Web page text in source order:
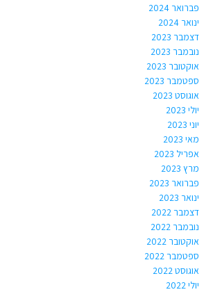
פברואר 2024
ינואר 2024
דצמבר 2023
נובמבר 2023
אוקטובר 2023
ספטמבר 2023
אוגוסט 2023
יולי 2023
יוני 2023
מאי 2023
אפריל 2023
מרץ 2023
פברואר 2023
ינואר 2023
דצמבר 2022
נובמבר 2022
אוקטובר 2022
ספטמבר 2022
אוגוסט 2022
יולי 2022